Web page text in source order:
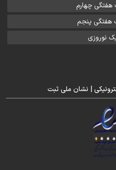
هفتگی چهارم
هفتگی پنجم
نوروزی
| نشان ملی ثبت